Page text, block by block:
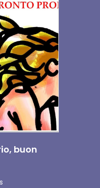
buon